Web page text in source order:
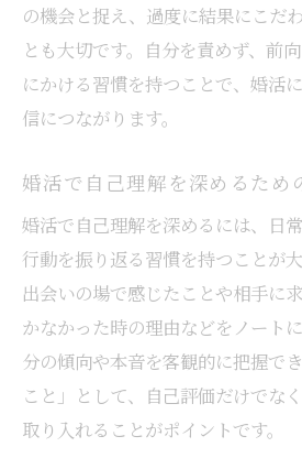
の機会と捉え、過度に結果にこだ
とも大切です。自分を責めず、前
にかける習慣を持つことで、婚活
信につながります。
婚活で自己理解を深めるため
婚活で自己理解を深めるには、日
行動を振り返る習慣を持つことが
出会いの場で感じたことや相手に
かなかった時の理由などをノート
分の傾向や本音を客観的に把握で
こと」として、自己評価だけでな
取り入れることがポイントです。